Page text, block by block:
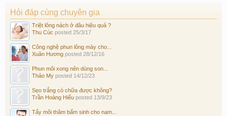
Hỏi đáp cùng chuyên gia
Triệt lông nách ở đâu hiệu quả ?
Thu Cúc posted 25/3/17
Công nghệ phun lông mày cho...
Xuân Hương posted 28/12/16
Phun môi xong nên dùng son...
Thảo My posted 14/12/23
Sẹo trắng có chữa được không?
Trần Hoàng Hiếu posted 13/9/23
Tẩy môi thâm bẩm sinh cho nam...